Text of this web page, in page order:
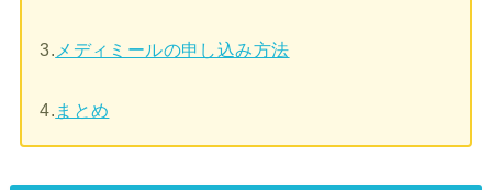
3. メディミールの申し込み方法
4. まとめ